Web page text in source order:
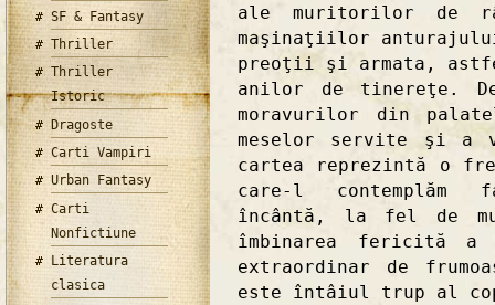
SF & Fantasy
Thriller
Thriller
Istoric
Dragoste
Carti Vampiri
Urban Fantasy
Carti
Nonfictiune
Literatura
clasica
ale muritorilor de
maşinaţiilor
preoţii şi armata,
anilor de tinereţe.
moravurilor din
meselor servite şi a
cartea reprezintă o
care-l
încântă, la fel de
îmbinarea fericită a
extraordinar de
este întâiul trup al